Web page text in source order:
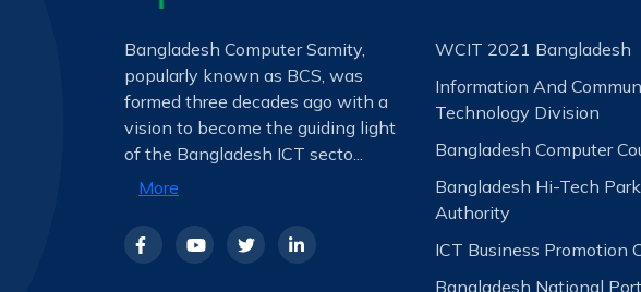
Bangladesh Computer Samity,
popularly known as BCS, was
formed three decades ago with a
vision to become the guiding light
of the Bangladesh ICT secto...
More
WCIT 2021 Bangladesh
Information And
Technology Division
Bangladesh Computer
Bangladesh Hi-Tech Park
Authority
ICT Business Promotion
Bangladesh National